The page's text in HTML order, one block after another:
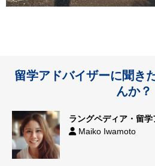
留学アドバイザーに聞き
んか？
ラングペディア・留
Maiko Iwamoto